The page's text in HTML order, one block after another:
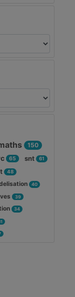
150
65 snt 61
48
40
39
34